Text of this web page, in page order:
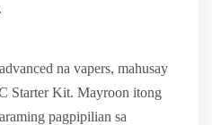
na vapers, mahusay
Starter Kit. Mayroon itong
pagpipilian sa